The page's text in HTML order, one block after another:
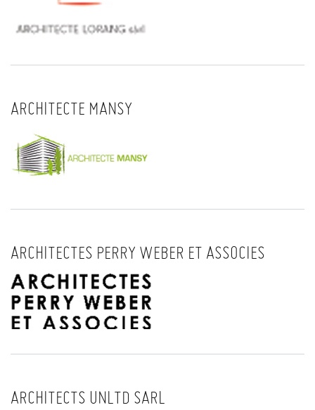
ARCHITECTE MANSY
ARCHITECTES PERRY WEBER ET ASSOCIES
ARCHITECTS UNLTD SARL